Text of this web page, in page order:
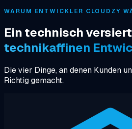
WARUM ENTWICKLER CLOUDZY
Ein technisch
technikaffinen
Die vier Dinge, an denen Kunden
Richtig gemacht.